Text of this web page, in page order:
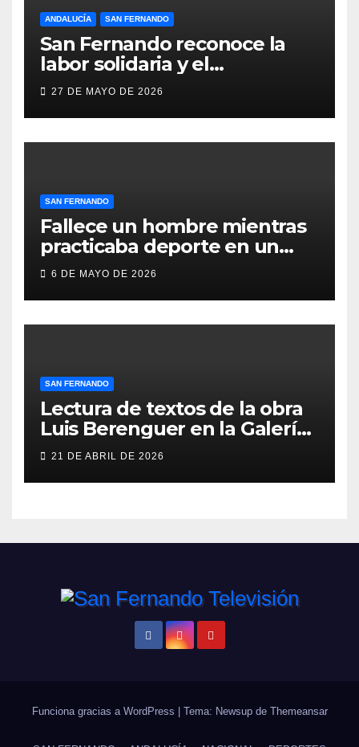
ANDALUCÍA SAN FERNANDO
San Fernando reconoce la
labor solidaria y el
compromiso social de Juan y
San Fernando
27 DE MAYO DE 2026
SAN FERNANDO
Fallece un hombre mientras
practicaba deporte en un
gimnasio de San Fernando
6 DE MAYO DE 2026
SAN FERNANDO
Lectura de textos de la obra
Luis Berenguer en la Galería
ERA
21 DE ABRIL DE 2026
Funciona gracias a WordPress Tema: Newsup de Themeansar